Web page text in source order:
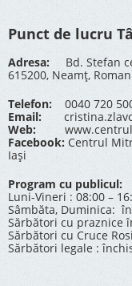
Punct de lucru
Adresa: Bd. Stefan
615200, Neamț,
Telefon: 0040 720
Email:
Web:
Facebook: Centrul
Iași
Program cu publicul:
Luni-Vineri : 08:00 –
Sâmbăta, Duminica:
Sărbători cu praznice
Sărbători cu Cruce
Sărbători legale :